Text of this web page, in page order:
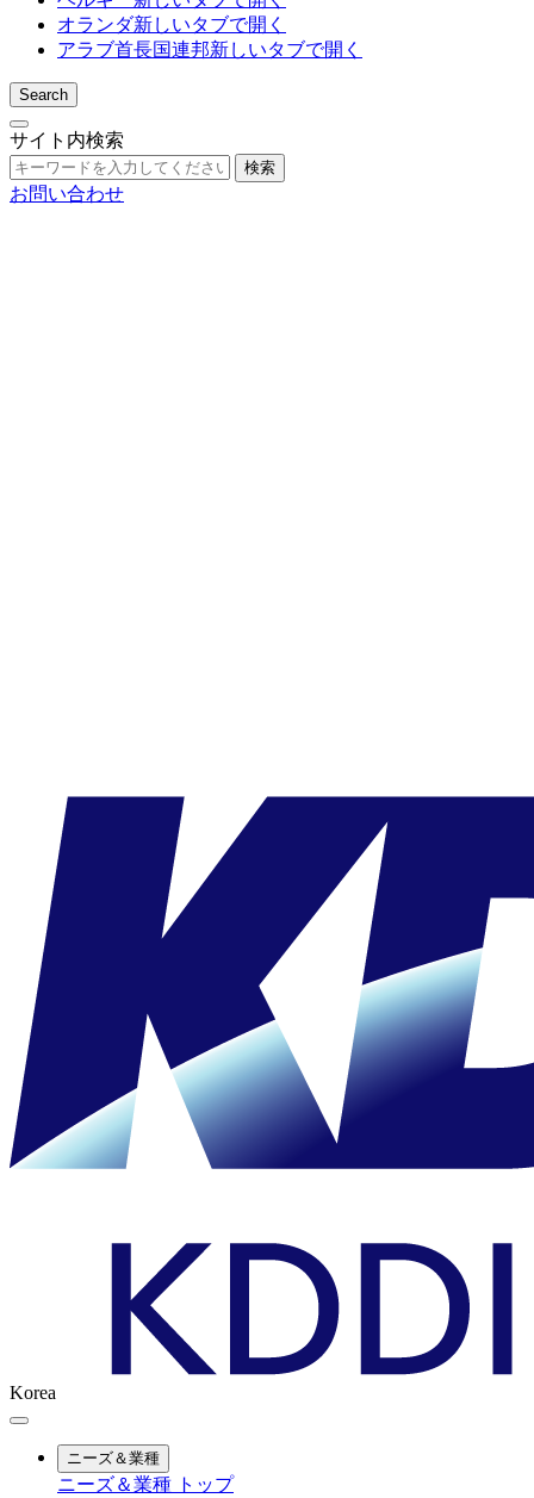
オランダ新しいタブで開く
アラブ首長国連邦新しいタブで開く
Search
サイト内検索
検索
お問い合わせ
Korea
ニーズ＆業種
ニーズ＆業種 トップ